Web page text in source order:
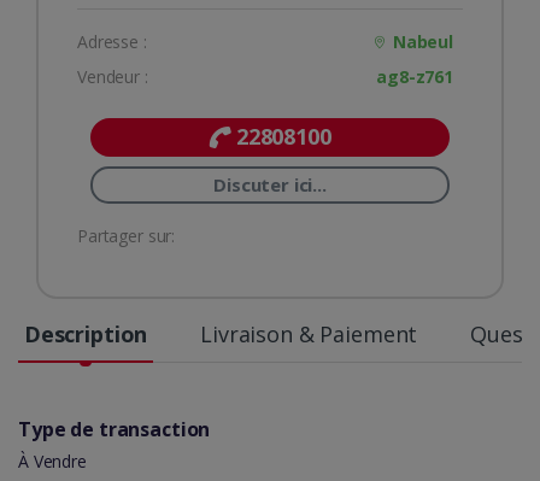
Adresse :
Nabeul
Vendeur :
ag8-z761
22808100
Discuter ici...
Partager sur:
Description Livraison & Paiement
Type de transaction
À Vendre